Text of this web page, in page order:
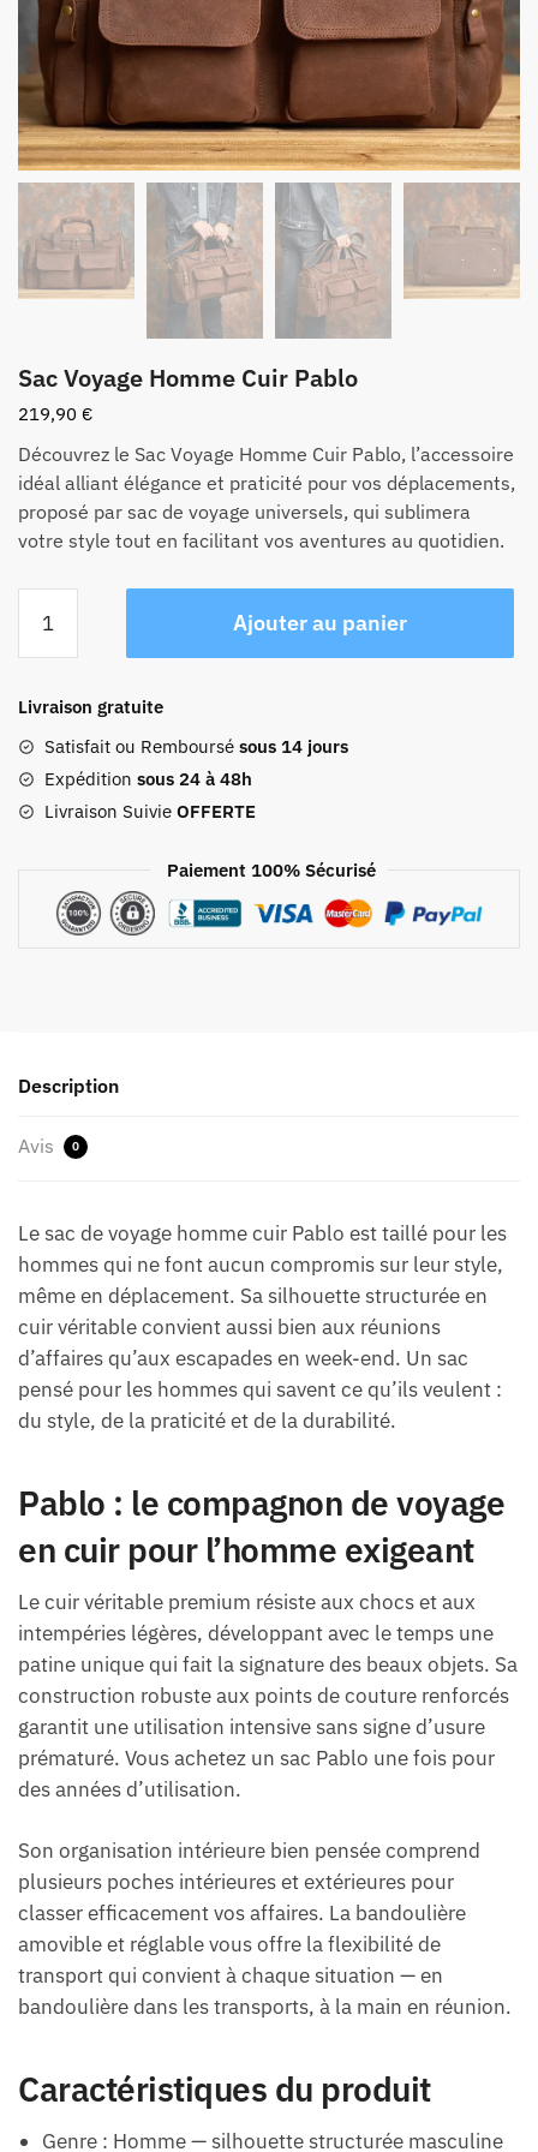
Sac Voyage Homme Cuir Pablo
219,90 €
Découvrez le Sac Voyage Homme Cuir Pablo, l’accessoire
idéal alliant élégance et praticité pour vos déplacements,
proposé par sac de voyage universels, qui sublimera
votre style tout en facilitant vos aventures au quotidien.
Sac
Homme
Cuir
Pablo
Ajouter au panier
Livraison gratuite
Satisfait ou Remboursé sous 14 jours
Expédition sous 24 à 48h
Livraison Suivie OFFERTE
Paiement 100% Sécurisé
Description
Avis 0
Le sac de voyage homme cuir Pablo est taillé pour les
hommes qui ne font aucun compromis sur leur style,
même en déplacement. Sa silhouette structurée en
cuir véritable convient aussi bien aux réunions
d’affaires qu’aux escapades en week-end. Un sac
pensé pour les hommes qui savent ce qu’ils veulent :
du style, de la praticité et de la durabilité.
Pablo : le compagnon de voyage
en cuir pour l’homme exigeant
Le cuir véritable premium résiste aux chocs et aux
intempéries légères, développant avec le temps une
patine unique qui fait la signature des beaux objets. Sa
construction robuste aux points de couture renforcés
garantit une utilisation intensive sans signe d’usure
prématuré. Vous achetez un sac Pablo une fois pour
des années d’utilisation.
Son organisation intérieure bien pensée comprend
plusieurs poches intérieures et extérieures pour
classer efficacement vos affaires. La bandoulière
amovible et réglable vous offre la flexibilité de
transport qui convient à chaque situation — en
bandoulière dans les transports, à la main en réunion.
Caractéristiques du produit
Genre : Homme — silhouette structurée masculine